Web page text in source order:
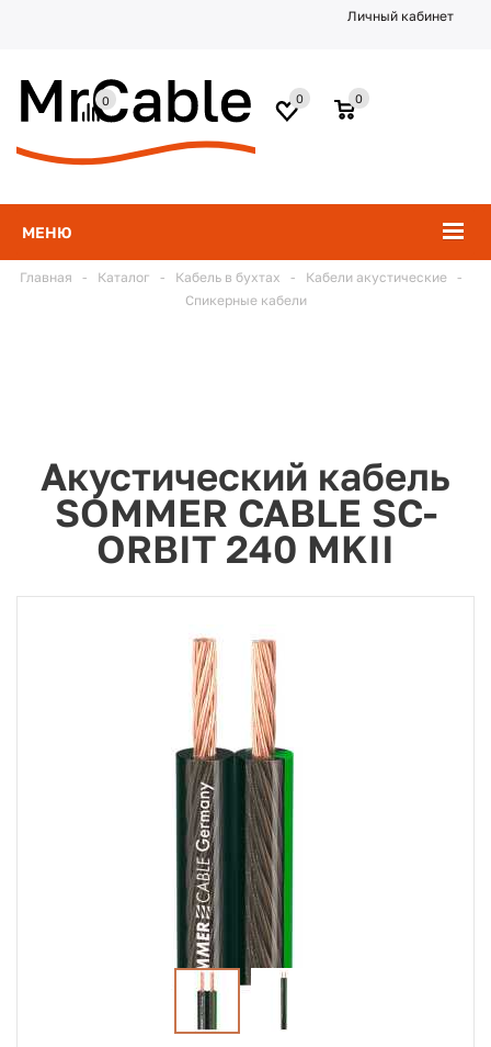
Личный кабинет
МЕНЮ
0
0
0
Главная - Каталог - Кабель в бухтах - Кабели акустические
-
Спикерные кабели
Акустический кабель
SOMMER CABLE SC-
ORBIT 240 MKII